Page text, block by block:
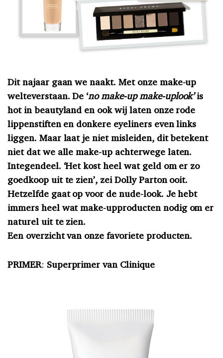
Dit najaar gaan we naakt. Met onze make-up
welteverstaan. De ‘no make-up make-uplook’is
hot in beautyland en ook wij laten onze rode
lippenstiften en donkere eyeliners even links
liggen. Maar laat je niet misleiden, dit betekent
niet dat we alle make-up achterwege laten.
Integendeel. ‘Het kost heel wat geld om er zo
goedkoop uit te zien’, zei Dolly Parton ooit.
Hetzelfde gaat op voor de nude-look. Je hebt
immers heel wat make-upproducten nodig om er
naturel uit te zien.
Een overzicht van onze favoriete producten.
PRIMER: Superprimer van Clinique